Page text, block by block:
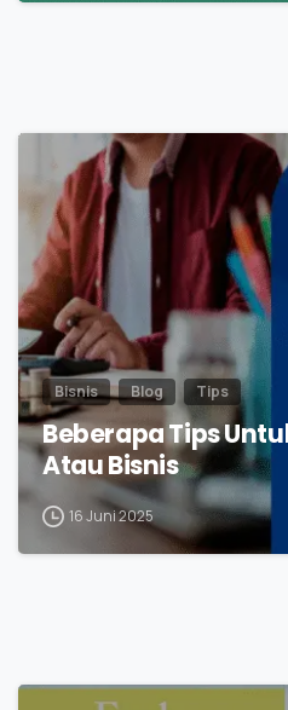
Bisnis Blog Tips
Beberapa Tips
Atau Bisnis
16 Juni 2025